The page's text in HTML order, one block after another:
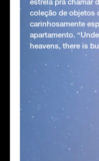
coleção de objetos
carinhosamente
apartamento.
heavens, there is